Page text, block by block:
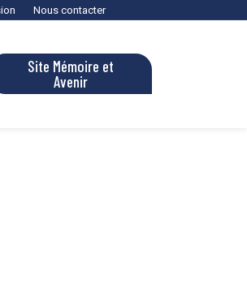
Nous contacter
Site Mémoire et
Avenir